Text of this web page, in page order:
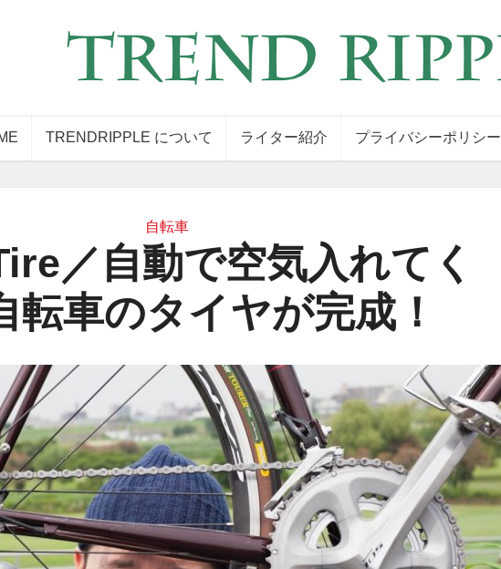
TRENDRIPPLE について ライター紹介 プライバシーポリシー
自転車
／自動で空気入れてく
転車のタイヤが完成！